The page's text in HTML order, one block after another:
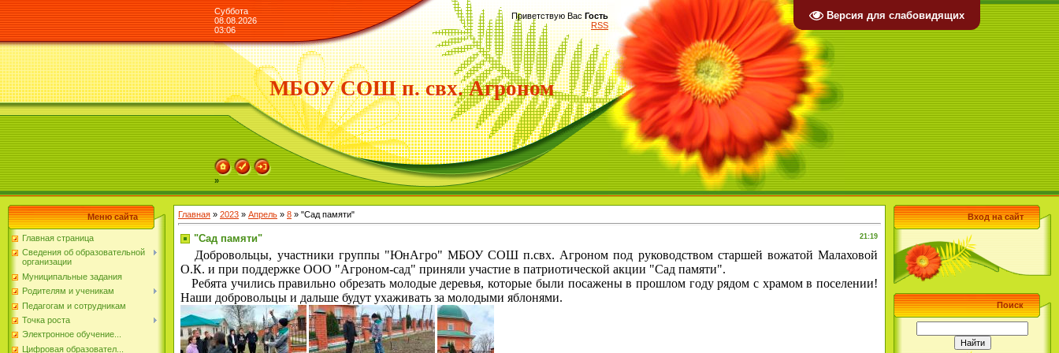
Версия для слабовидящих
Суббота
08.08.2026
03:06
Приветствую Вас Гость
RSS
МБОУ СОШ п. свх. Агроном
»
Меню сайта
Главная страница
Сведения об образовательной
организации
Муниципальные задания
Родителям и ученикам
Педагогам и сотрудникам
Точка роста
Электронное обучение...
Цифровая образовател...
Главная » 2023 » Апрель » 8 » "Сад памяти"
21:19
"Сад памяти"
Добровольцы, участники группы "ЮнАгро" МБОУ СОШ п.свх. Агроном под руководством старшей вожатой Малаховой
О.К. и при поддержке ООО "Агроном-сад" приняли участие в патриотической акции "Сад памяти".
Ребята учились правильно обрезать молодые деревья, которые были посажены в прошлом году рядом с храмом в поселении!
Наши добровольцы и дальше будут ухаживать за молодыми яблонями.
Вход на сайт
Поиск